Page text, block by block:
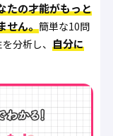
たの才能がもっと
せん。簡単な10問
分析し、 自分に